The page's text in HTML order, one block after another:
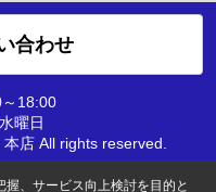
合わせ
18:00
曜日
店 All rights reserved.
、サービス向上検討を目的と